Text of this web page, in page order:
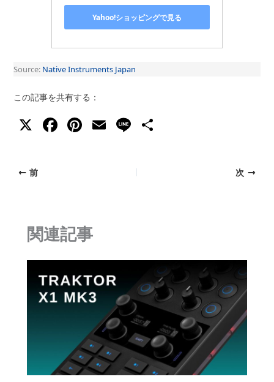
Yahoo!ショッピングで見る
Source: Native Instruments Japan
この記事を共有する：
X F
o
o
k
Pi E Li
e
前 次
関連記事